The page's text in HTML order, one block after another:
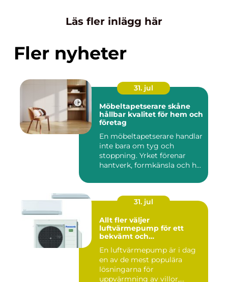
Läs fler inlägg här
Fler nyheter
31. jul
Möbeltapetserare skåne
hållbar kvalitet för hem och
företag
En möbeltapetserare handlar
inte bara om tyg och
stoppning. Yrket förenar
hantverk, formkänsla och h...
31. jul
Allt fler väljer
luftvärmepump för ett
bekvämt och
En luftvärmepump är i dag
en av de mest populära
lösningarna för
uppvärmning av villor,